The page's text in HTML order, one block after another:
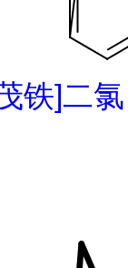
铁]二氯